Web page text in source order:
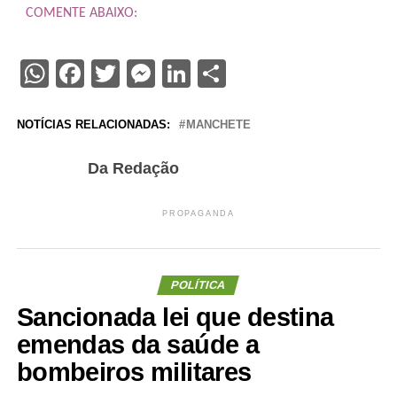
COMENTE ABAIXO:
WhatsApp
Facebook
Twitter
Messenger
LinkedIn
Share
NOTÍCIAS RELACIONADAS: MANCHETE
Da Redação
PROPAGANDA
POLÍTICA
Sancionada lei que destina
emendas da saúde a
bombeiros militares